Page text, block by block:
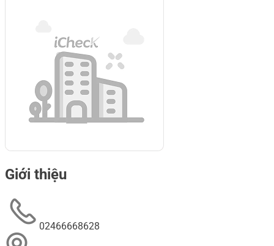
Giới thiệu
02466668628